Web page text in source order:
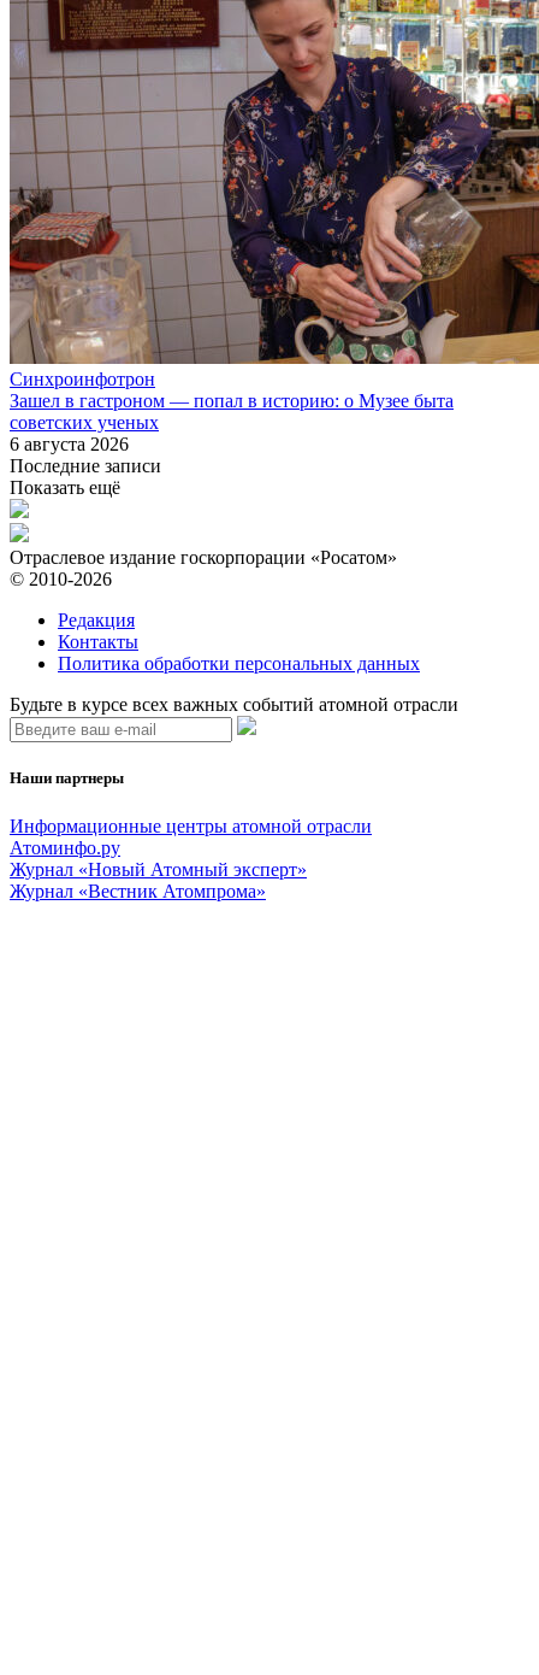
Синхроинфотрон
Зашел в гастроном — попал в историю: о Музее быта
советских ученых
6 августа 2026
Последние записи
Показать ещё
Отраслевое издание госкорпорации «Росатом»
© 2010-2026
Редакция
Контакты
Политика обработки персональных данных
Будьте в курсе всех важных событий атомной отрасли
Наши партнеры
Информационные центры атомной отрасли
Атоминфо.ру
Журнал «Новый Атомный эксперт»
Журнал «Вестник Атомпрома»